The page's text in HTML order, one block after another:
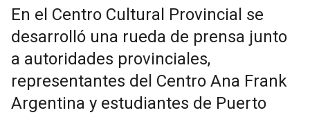
En el Centro Cultural Provincial se
desarrolló una rueda de prensa junto
a autoridades provinciales,
representantes del Centro Ana Frank
Argentina y estudiantes de Puerto